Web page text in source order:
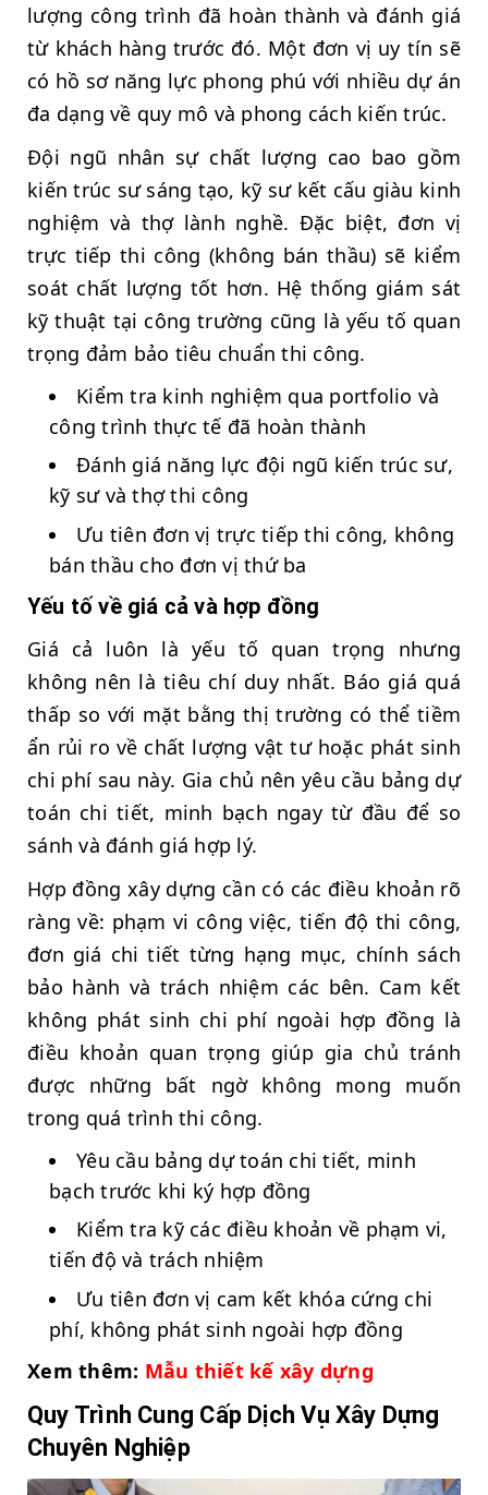
lượng công trình đã hoàn thành và đánh giá
từ khách hàng trước đó. Một đơn vị uy tín sẽ
có hồ sơ năng lực phong phú với nhiều dự án
đa dạng về quy mô và phong cách kiến trúc.
Đội ngũ nhân sự chất lượng cao bao gồm
kiến trúc sư sáng tạo, kỹ sư kết cấu giàu kinh
nghiệm và thợ lành nghề. Đặc biệt, đơn vị
trực tiếp thi công (không bán thầu) sẽ kiểm
soát chất lượng tốt hơn. Hệ thống giám sát
kỹ thuật tại công trường cũng là yếu tố quan
trọng đảm bảo tiêu chuẩn thi công.
Kiểm tra kinh nghiệm qua portfolio và
công trình thực tế đã hoàn thành
Đánh giá năng lực đội ngũ kiến trúc sư,
kỹ sư và thợ thi công
Ưu tiên đơn vị trực tiếp thi công, không
bán thầu cho đơn vị thứ ba
Yếu tố về giá cả và hợp đồng
Giá cả luôn là yếu tố quan trọng nhưng
không nên là tiêu chí duy nhất. Báo giá quá
thấp so với mặt bằng thị trường có thể tiềm
ẩn rủi ro về chất lượng vật tư hoặc phát sinh
chi phí sau này. Gia chủ nên yêu cầu bảng dự
toán chi tiết, minh bạch ngay từ đầu để so
sánh và đánh giá hợp lý.
Hợp đồng xây dựng cần có các điều khoản rõ
ràng về: phạm vi công việc, tiến độ thi công,
đơn giá chi tiết từng hạng mục, chính sách
bảo hành và trách nhiệm các bên. Cam kết
không phát sinh chi phí ngoài hợp đồng là
điều khoản quan trọng giúp gia chủ tránh
được những bất ngờ không mong muốn
trong quá trình thi công.
Yêu cầu bảng dự toán chi tiết, minh
bạch trước khi ký hợp đồng
Kiểm tra kỹ các điều khoản về phạm vi,
tiến độ và trách nhiệm
Ưu tiên đơn vị cam kết khóa cứng chi
phí, không phát sinh ngoài hợp đồng
Xem thêm: Mẫu thiết kế xây dựng
Quy Trình Cung Cấp Dịch Vụ Xây Dựng
Chuyên Nghiệp